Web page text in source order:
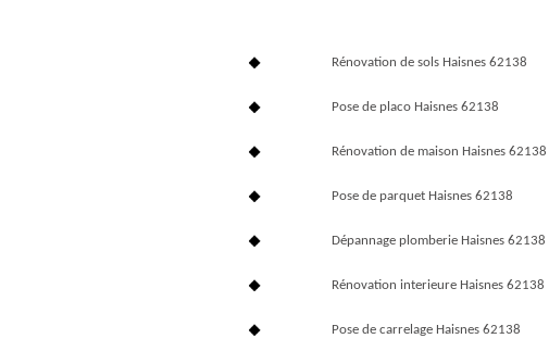
Rénovation de sols Haisnes 62138
Pose de placo Haisnes 62138
Rénovation de maison Haisnes 62138
Pose de parquet Haisnes 62138
Dépannage plomberie Haisnes 62138
Rénovation interieure Haisnes 62138
Pose de carrelage Haisnes 62138